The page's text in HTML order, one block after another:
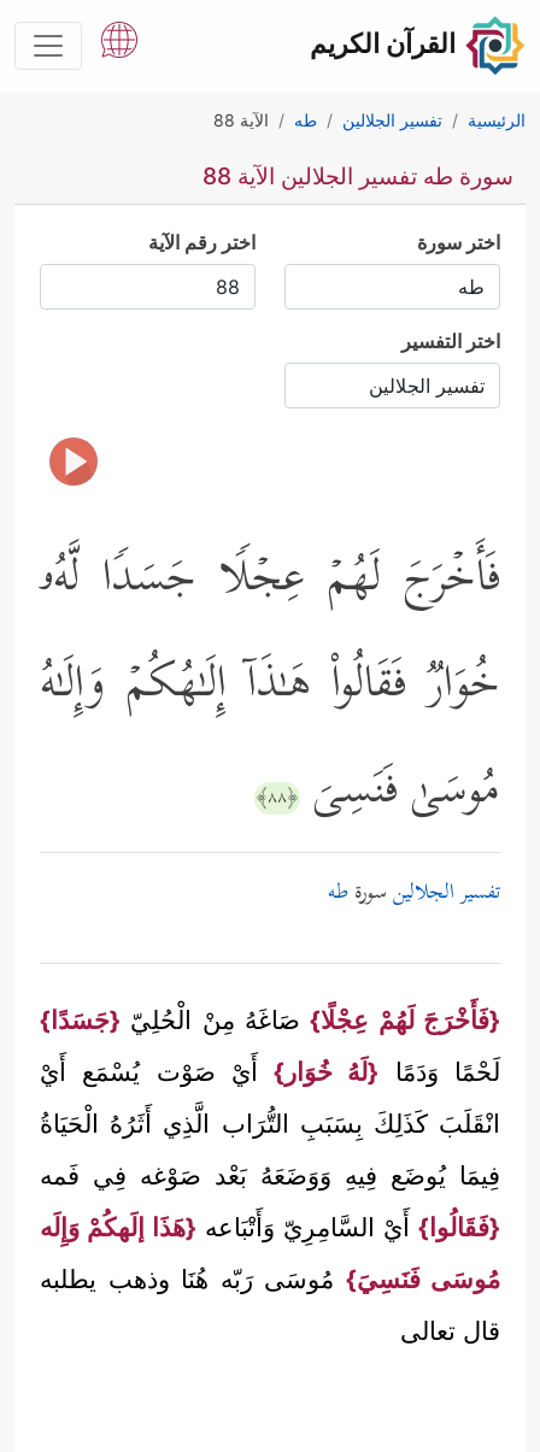
القرآن الكريم
الرئيسية تفسير الجلالين طه الآية 88
سورة طه تفسير الجلالين الآية 88
اختر سورة اختر رقم الآية
اختر التفسير
فَأَخۡرَجَ لَهُمۡ عِجۡلࣰا جَسَدࣰا لَّهُۥ
خُوَارࣱ فَقَالُواْ هَـٰذَاۤ إِلَـٰهُكُمۡ وَإِلَـٰهُ
مُوسَىٰ فَنَسِیَ ﴿٨٨﴾
تفسير الجلالينسورة طه
{فَأَخْرَجَ لَهُمْ عِجْلًا}صَاغَهُ مِنْ الْحُلِيّ {جَسَدًا}
لَحْمًا وَدَمًا {لَهُ خُوَار}أَيْ صَوْت يُسْمَع أَيْ
انْقَلَبَ كَذَلِكَ بِسَبَبِ التُّرَاب الَّذِي أَثَرُهُ الْحَيَاةُ
فِيمَا يُوضَع فِيهِ وَوَضَعَهُ بَعْد صَوْغه فِي فَمه
{فَقَالُوا} أَيْ السَّامِرِيّ وَأَتْبَاعه {هَذَا إلَهكُمْ وَإِلَه
مُوسَى فَنَسِيَ} مُوسَى رَبّه هُنَا وذهب يطلبه
قال تعالى